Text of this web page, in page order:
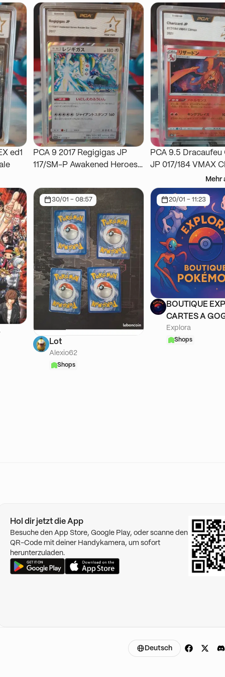
ed1
PCA 9 2017 Regigigas JP
117/SM-P Awakened Heroes
PCA 9.5 Dracaufeu
JP 017/184 VMAX
Mehr
30/01 - 08:57
Lot
Alexio62
Shops
20/01 - 11:23
BOUTIQUE
CARTES A
Explora
Shops
Hol dir jetzt die App
Besuche den App Store, Google Play, oder scanne den
QR-Code mit deiner Handykamera, um sofort
herunterzuladen.
Deutsch